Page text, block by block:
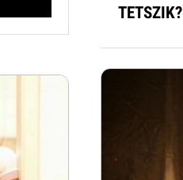
TETSZIK?